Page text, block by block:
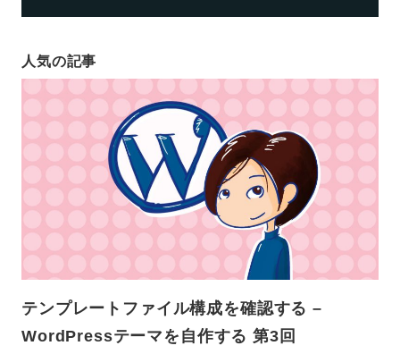
人気の記事
テンプレートファイル構成を確認する –
WordPressテーマを自作する 第3回